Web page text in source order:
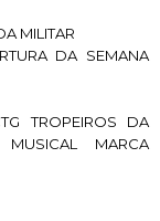
MILITAR
DA SEMANA
TROPEIROS DA
MARCA